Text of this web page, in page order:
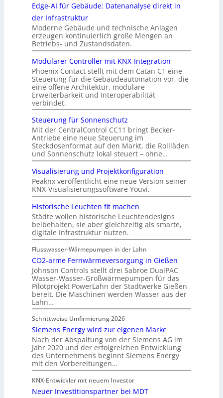
Edge-AI für Gebäude: Datenanalyse direkt in
der Infrastruktur
Moderne Gebäude und technische Anlagen
erzeugen kontinuierlich große Mengen an
Betriebs- und Zustandsdaten.
Modularer Controller mit KNX-Integration
Phoenix Contact stellt mit dem Catan C1 eine
Steuerung für die Gebäudeautomation vor, die
eine offene Architektur, modulare
Erweiterbarkeit und Interoperabilität
verbindet.
Steuerung für Sonnenschutz
Mit der CentralControl CC11 bringt Becker-
Antriebe eine neue Steuerung im
Steckdosenformat auf den Markt, die Rollläden
und Sonnenschutz lokal steuert – ohne…
Visualisierung und Projektkonfiguration
Peaknx veröffentlicht eine neue Version seiner
KNX-Visualisierungssoftware Youvi.
Historische Leuchten fit machen
Städte wollen historische Leuchtendesigns
beibehalten, sie aber gleichzeitig als smarte,
digitale Infrastruktur nutzen.
Flusswasser-Wärmepumpen in der Lahn
CO2-arme Fernwärmeversorgung in Gießen
Johnson Controls stellt drei Sabroe DualPAC
Wasser-Wasser-Großwärmepumpen für das
Pilotprojekt PowerLahn der Stadtwerke Gießen
bereit. Die Maschinen werden Wasser aus der
Lahn…
Schrittweise Umfirmierung 2026
Siemens Energy wird zur eigenen Marke
Nach der Abspaltung von der Siemens AG im
Jahr 2020 und der erfolgreichen Entwicklung
des Unternehmens beginnt Siemens Energy
mit den Vorbereitungen…
KNX-Entwickler mit neuem Investor
Neuer Investitionspartner bei MDT